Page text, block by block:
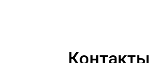
Контакты